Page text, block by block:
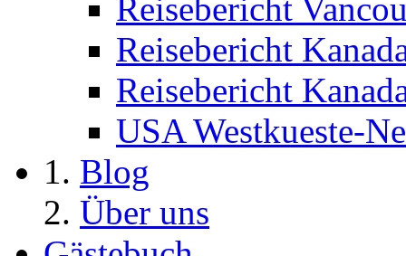
Reisebericht
Reisebericht
Reisebericht
USA Westkueste-
Blog
Über uns